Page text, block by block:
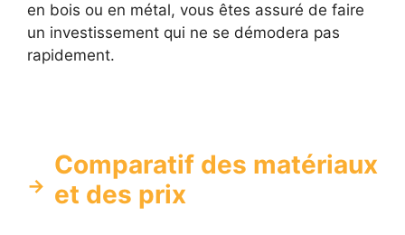
en bois ou en métal, vous êtes assuré de faire
un investissement qui ne se démodera pas
rapidement.
Comparatif des matériaux
et des prix